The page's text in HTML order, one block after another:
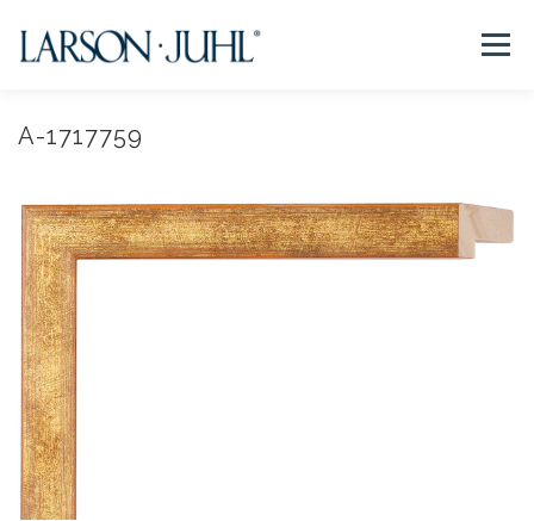
メニュー
NEWS フレームについて
取扱店リスト お問い合わせ 法人のお客様
EN/CN
A-1717759